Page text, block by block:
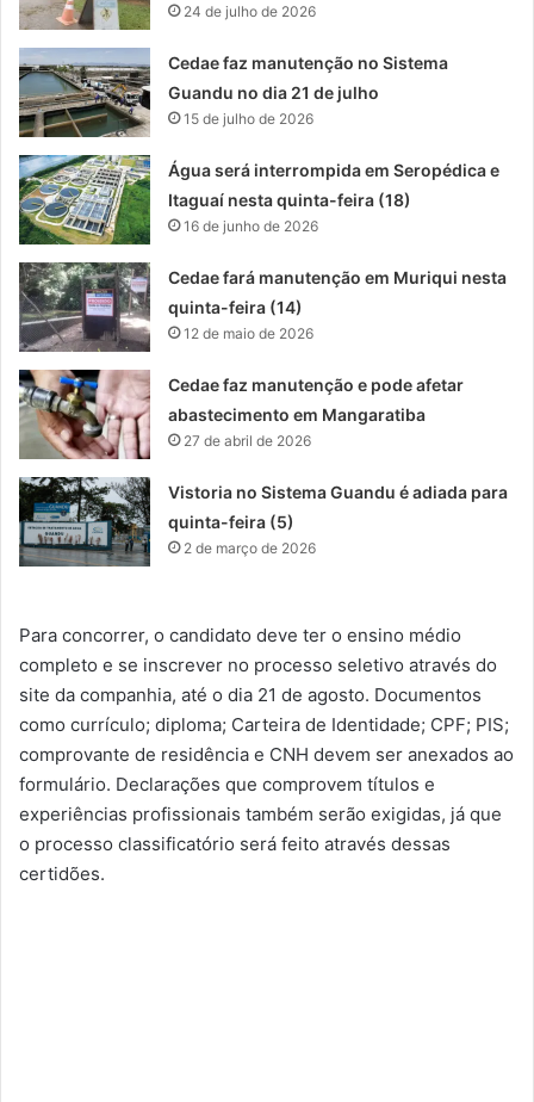
24 de julho de 2026
Cedae faz manutenção no Sistema
Guandu no dia 21 de julho
15 de julho de 2026
Água será interrompida em Seropédica e
Itaguaí nesta quinta-feira (18)
16 de junho de 2026
Cedae fará manutenção em Muriqui nesta
quinta-feira (14)
12 de maio de 2026
Cedae faz manutenção e pode afetar
abastecimento em Mangaratiba
27 de abril de 2026
Vistoria no Sistema Guandu é adiada para
quinta-feira (5)
2 de março de 2026
Para concorrer, o candidato deve ter o ensino médio
completo e se inscrever no processo seletivo através do
site da companhia, até o dia 21 de agosto. Documentos
como currículo; diploma; Carteira de Identidade; CPF; PIS;
comprovante de residência e CNH devem ser anexados ao
formulário. Declarações que comprovem títulos e
experiências profissionais também serão exigidas, já que
o processo classificatório será feito através dessas
certidões.